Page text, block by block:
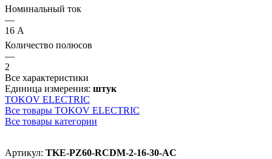
Номинальный ток
—
16 А
Количество полюсов
—
2
Все характеристики
Единица измерения: штук
TOKOV ELECTRIC
Все товары TOKOV ELECTRIC
Все товары категории
Артикул: TKE-PZ60-RCDM-2-16-30-AC